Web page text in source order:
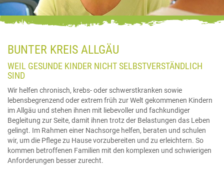
BUNTER KREIS ALLGÄU
WEIL GESUNDE KINDER NICHT SELBSTVERSTÄNDLICH
SIND
Wir helfen chronisch, krebs- oder schwerstkranken sowie
lebensbegrenzend oder extrem früh zur Welt gekommenen Kindern
im Allgäu und stehen ihnen mit liebevoller und fachkundiger
Begleitung zur Seite, damit ihnen trotz der Belastungen das Leben
gelingt. Im Rahmen einer Nachsorge helfen, beraten und schulen
wir, um die Pflege zu Hause vorzubereiten und zu erleichtern. So
kommen betroffenen Familien mit den komplexen und schwierigen
Anforderungen besser zurecht.